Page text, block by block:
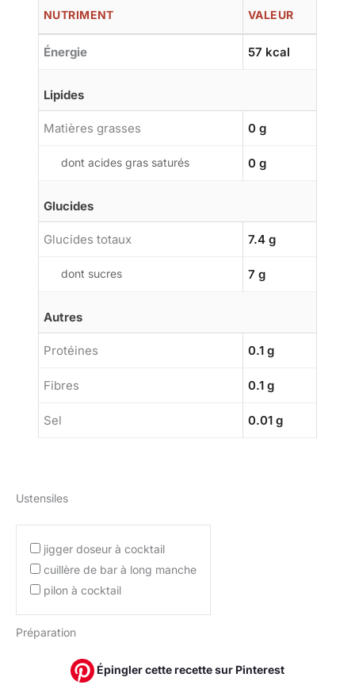
NUTRIMENT VALEUR
Énergie 57 kcal
Lipides
Matières grasses 0 g
dont acides gras saturés 0 g
Glucides
Glucides totaux 7.4 g
dont sucres 7 g
Autres
Protéines 0.1 g
Fibres 0.1 g
Sel 0.01 g
Ustensiles
jigger doseur à cocktail
cuillère de bar à long manche
pilon à cocktail
Préparation
Épingler cette recette sur Pinterest